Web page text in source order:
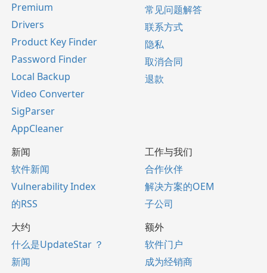
Premium
Drivers
Product Key Finder
Password Finder
Local Backup
Video Converter
SigParser
AppCleaner
常见问题解答
联系方式
隐私
取消合同
退款
新闻
软件新闻
Vulnerability Index
的RSS
工作与我们
合作伙伴
解决方案的OEM
子公司
大约
什么是UpdateStar ？
新闻
额外
软件门户
成为经销商